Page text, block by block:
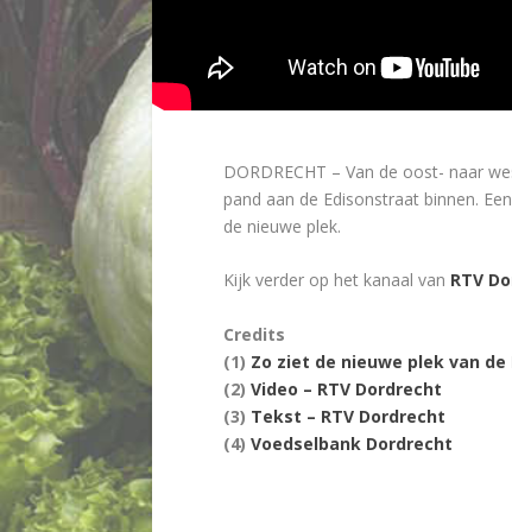
DORDRECHT – Van de oost- naar
pand aan de Edisonstraat binnen.
de nieuwe plek.
Kijk verder op het kanaal van RTV
Credits
(1) Zo ziet de nieuwe plek van
(2) Video – RTV Dordrecht
(3) Tekst – RTV Dordrecht
(4) Voedselbank Dordrecht